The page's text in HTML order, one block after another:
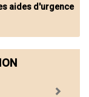
aides d'urgence